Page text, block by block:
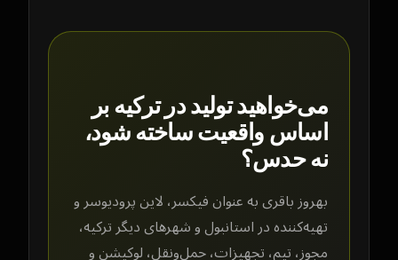
می‌خواهید تولید در ترکیه بر
اساس واقعیت ساخته شود،
نه حدس؟
بهروز باقری به عنوان فیکسر، لاین پرودیوسر و
تهیه‌کننده در استانبول و شهرهای دیگر ترکیه،
مجوز، تیم، تجهیزات، حمل‌ونقل، لوکیشن و